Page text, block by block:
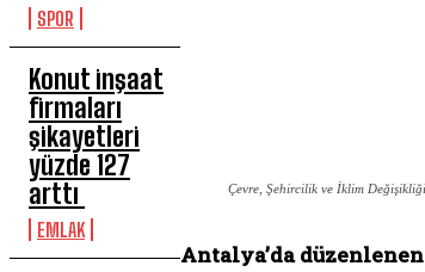
SPOR
Konut inşaat
firmaları
şikayetleri
yüzde 127
arttı
EMLAK
Çevre, Şehircilik ve İklim
Antalya’da